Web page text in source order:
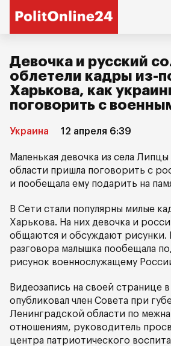
Девочка и русский
облетели кадры из-
Харькова, как
поговорить с
Украина 12 апреля 6:39
Маленькая девочка из села
области пришла поговорить с
и пообещала ему подарить на
В Сети стали популярны милые
Харькова. На них девочка и
общаются и обсуждают рисунки.
разговора малышка пообещала
рисунок военнослужащему
Видеозапись на своей странице
опубликовал член Совета при
Ленинградской области по
отношениям, руководитель
центра патриотического